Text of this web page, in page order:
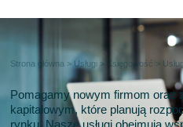
Strona główna > Usługi > Księgowość >
Pomagamy nowym firmom oraz
kapitałowym, które planują
rynku. Nasze usługi obejmują